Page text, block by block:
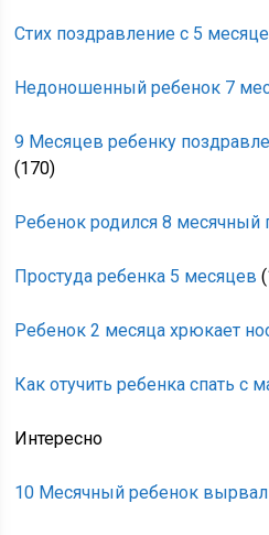
Стих поздравление с 5
Недоношенный ребенок 7
9 Месяцев ребенку
(170)
Ребенок родился 8 месячный
Простуда ребенка 5 месяцев
Ребенок 2 месяца хрюкает
Как отучить ребенка спать с
Интересно
10 Месячный ребенок